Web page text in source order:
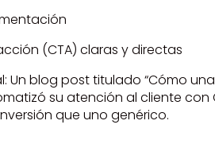
(CTA) claras y directas
Un blog post titulado “Cómo
su atención al cliente con
que uno genérico.